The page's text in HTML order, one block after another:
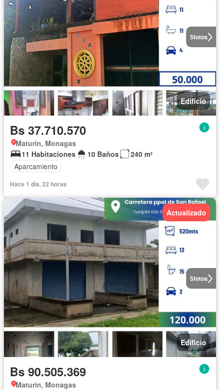
5fotos
Edificio
Bs 37.710.570
Maturin, Monagas
11 Habitaciones
10 Baños
240 m²
Aparcamiento
Hace 1 día, 22 horas
5fotos
Actualizado
Edificio
Bs 90.505.369
Maturin, Monagas